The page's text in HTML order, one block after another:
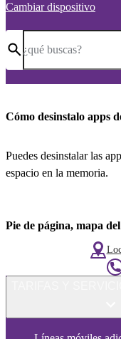
Cambiar dispositivo
¿qué buscas?
Cómo desinstalo apps
Puedes desinstalar las
espacio en la memoria.
Pie de página, mapa